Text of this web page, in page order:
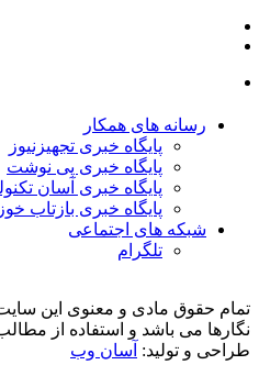
رسانه های همکار
پایگاه خبری تجهیزنیوز
پایگاه خبری پی نوشت
پایگاه خبری آسان
پایگاه خبری بازتاب
شبکه های اجتماعی
تلگرام
تمام حقوق مادی و معنوی این
نگارها می باشد و استفاده از
طراحی و تولید: آسان وب